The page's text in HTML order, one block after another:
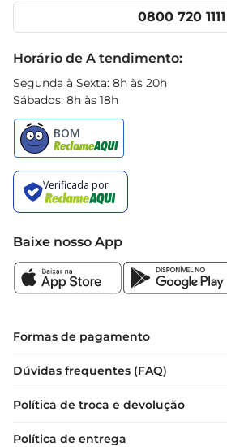
Cencosud Media
0800 720 1111
Horário de A tendimento:
Segunda à Sexta: 8h às 20h
Sábados: 8h às 18h
Baixe nosso App
Formas de pagamento
Dúvidas frequentes (FAQ)
Política de troca e devolução
Política de entrega